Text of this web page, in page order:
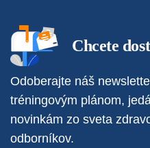
Chcete
Odoberajte náš
tréningovým plánom,
novinkám zo sveta
odborníkov.